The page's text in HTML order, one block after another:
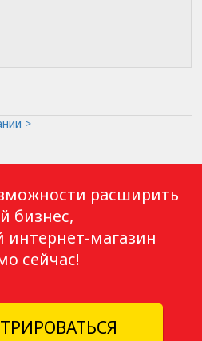
>
расширить
бизнес,
интернет-магазин
сейчас!